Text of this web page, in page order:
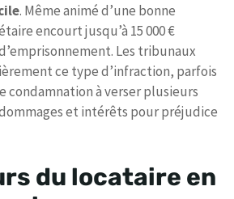
. Même animé d’une bonne
encourt jusqu’à 15 000 €
Les tribunaux
ce type d’infraction, parfois
condamnation à verser plusieurs
et intérêts pour préjudice
du locataire en